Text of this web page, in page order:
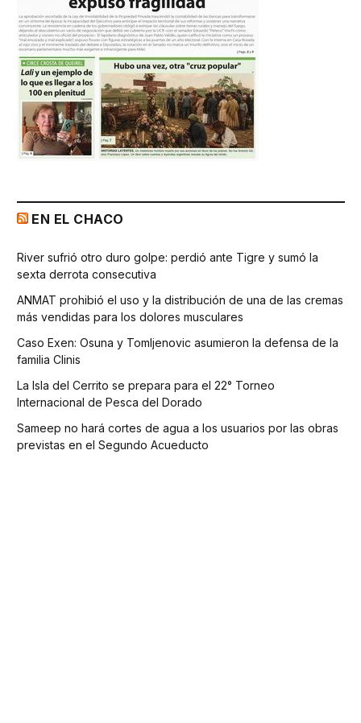
EN EL CHACO
River sufrió otro duro golpe: perdió ante Tigre y sumó la
sexta derrota consecutiva
ANMAT prohibió el uso y la distribución de una de las cremas
más vendidas para los dolores musculares
Caso Exen: Osuna y Tomljenovic asumieron la defensa de la
familia Clinis
La Isla del Cerrito se prepara para el 22° Torneo
Internacional de Pesca del Dorado
Sameep no hará cortes de agua a los usuarios por las obras
previstas en el Segundo Acueducto